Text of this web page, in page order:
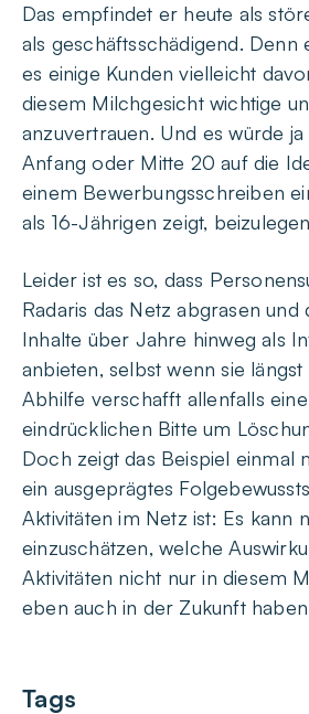
Das empfindet er heute als
als geschäftsschädigend. Denn
es einige Kunden vielleicht
diesem Milchgesicht wichtige
anzuvertrauen. Und es würde
Anfang oder Mitte 20 auf die
einem Bewerbungsschreiben
als 16-Jährigen zeigt,
Leider ist es so, dass
Radaris das Netz abgrasen und
Inhalte über Jahre hinweg als
anbieten, selbst wenn sie längst
Abhilfe verschafft allenfalls
eindrücklichen Bitte um
Doch zeigt das Beispiel einmal
ein ausgeprägtes
Aktivitäten im Netz ist: Es kann
einzuschätzen, welche
Aktivitäten nicht nur in diesem
eben auch in der Zukunft
Tags